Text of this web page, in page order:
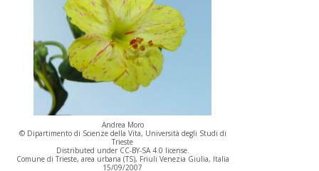
Andrea Moro
© Dipartimento di Scienze della Vita, Università degli Studi di
Trieste
Distributed under CC-BY-SA 4.0 license.
Comune di Trieste, area urbana (TS), Friuli Venezia Giulia, Italia
15/09/2007